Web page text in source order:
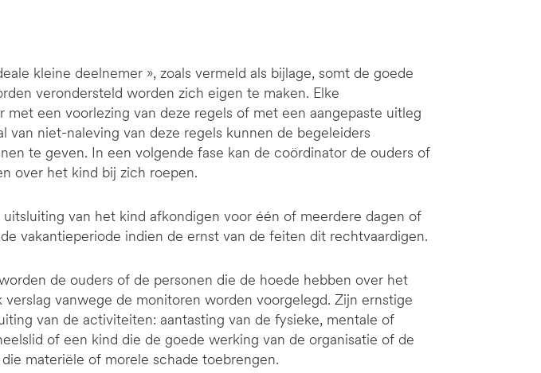
kleine deelnemer », zoals vermeld als bijlage, somt de goede
verondersteld worden zich eigen te maken. Elke
een voorlezing van deze regels of met een aangepaste uitleg
van niet-naleving van deze regels kunnen de begeleiders
te geven. In een volgende fase kan de coördinator de ouders of
over het kind bij zich roepen.
van het kind afkondigen voor één of meerdere dagen of
vakantieperiode indien de ernst van de feiten dit rechtvaardigen.
de ouders of de personen die de hoede hebben over het
vanwege de monitoren worden voorgelegd. Zijn ernstige
van de activiteiten: aantasting van de fysieke, mentale of
of een kind die de goede werking van de organisatie of de
materiële of morele schade toebrengen.